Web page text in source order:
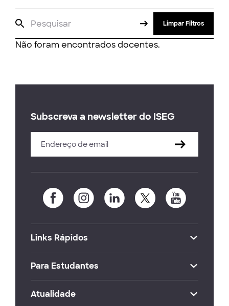
Limpar Filtros
Não foram encontrados docentes.
Subscreva a newsletter do ISEG
Links Rápidos
Para Estudantes
Atualidade